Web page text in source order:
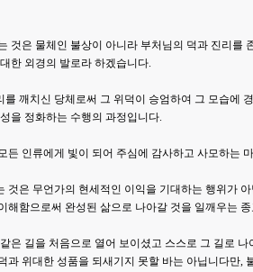
것은 물체인 불상이 아니라 부처님의 덕과 진리를
한 외경의 발로라 하겠습니다.
를 깨치신 당체로써 그 위덕이 승엄하여 그 모습에
을 정화하는 수행의 과정입니다.
든 인류에게 빛이 되어 주심에 감사하고 사모하는
것은 무언가의 현세적인 이익을 기대하는 행위가
해함으로써 완성된 삶으로 나아갈 것을 일깨우는
은 길을 처음으로 열어 보이셨고 스스로 그 길로
과 위대한 성품을 되새기지 못할 바는 아닙니다만,